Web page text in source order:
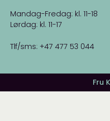
Mandag-Fredag: kl. 11-18
Lørdag: kl. 11-17
Tlf/sms: +47 477 53 044
Fru